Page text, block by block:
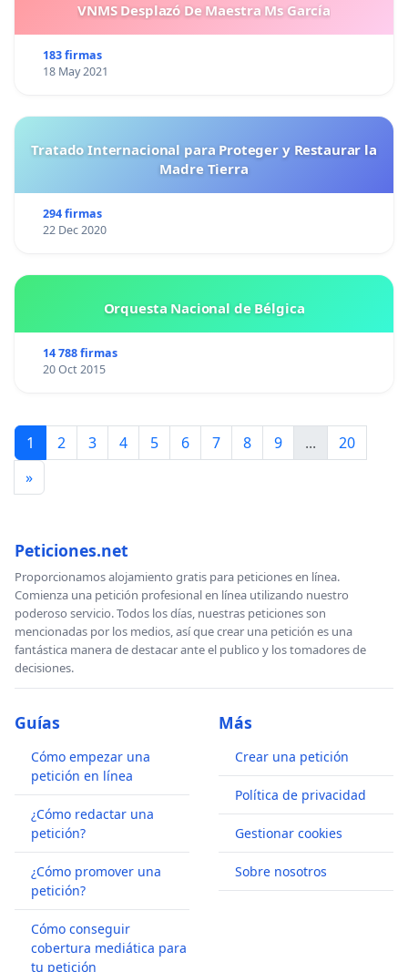
VNMS Desplazó De Maestra Ms García
183 firmas
18 May 2021
Tratado Internacional para Proteger y Restaurar la
Madre Tierra
294 firmas
22 Dec 2020
Orquesta Nacional de Bélgica
14 788 firmas
20 Oct 2015
1 2 3 4 5 6 7 8 9 ...
20
»
Peticiones.net
Proporcionamos alojamiento gratis para peticiones en línea.
Comienza una petición profesional en línea utilizando nuestro
poderoso servicio. Todos los días, nuestras peticiones son
mencionadas por los medios, así que crear una petición es una
fantástica manera de destacar ante el publico y los tomadores de
decisiones.
Guías
Cómo empezar una
petición en línea
¿Cómo redactar una
petición?
¿Cómo promover una
petición?
Cómo conseguir
cobertura mediática para
tu petición
Más
Crear una petición
Política de privacidad
Gestionar cookies
Sobre nosotros